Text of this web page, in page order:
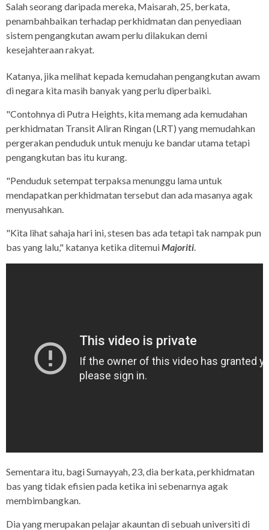
Salah seorang daripada mereka, Maisarah, 25, berkata,
penambahbaikan terhadap perkhidmatan dan penyediaan
sistem pengangkutan awam perlu dilakukan demi
kesejahteraan rakyat.
Katanya, jika melihat kepada kemudahan pengangkutan awam
di negara kita masih banyak yang perlu diperbaiki.
"Contohnya di Putra Heights, kita memang ada kemudahan
perkhidmatan Transit Aliran Ringan (LRT) yang memudahkan
pergerakan penduduk untuk menuju ke bandar utama tetapi
pengangkutan bas itu kurang.
"Penduduk setempat terpaksa menunggu lama untuk
mendapatkan perkhidmatan tersebut dan ada masanya agak
menyusahkan.
"Kita lihat sahaja hari ini, stesen bas ada tetapi tak nampak pun
bas yang lalu," katanya ketika ditemuiMajoriti.
Sementara itu, bagi Sumayyah, 23, dia berkata, perkhidmatan
bas yang tidak efisien pada ketika ini sebenarnya agak
membimbangkan.
Dia yang merupakan pelajar akauntan di sebuah universiti di